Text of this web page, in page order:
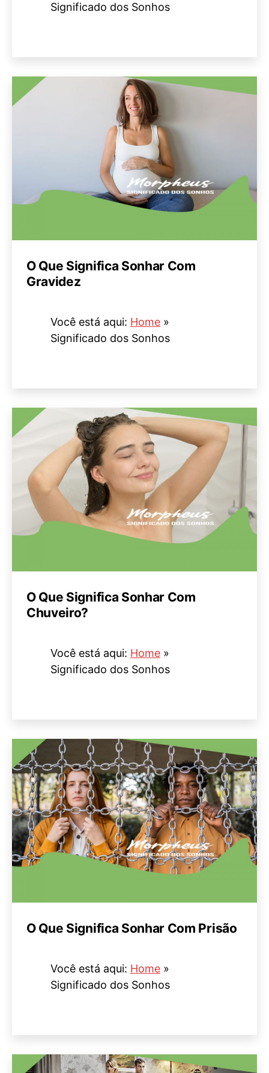
Significado dos Sonhos
O Que Significa Sonhar Com
Gravidez
Você está aqui: Home »
Significado dos Sonhos
O Que Significa Sonhar Com
Chuveiro?
Você está aqui: Home »
Significado dos Sonhos
O Que Significa Sonhar Com Prisão
Você está aqui: Home »
Significado dos Sonhos